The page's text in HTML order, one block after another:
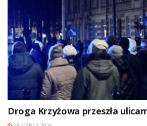
Droga Krzyżowa przeszła